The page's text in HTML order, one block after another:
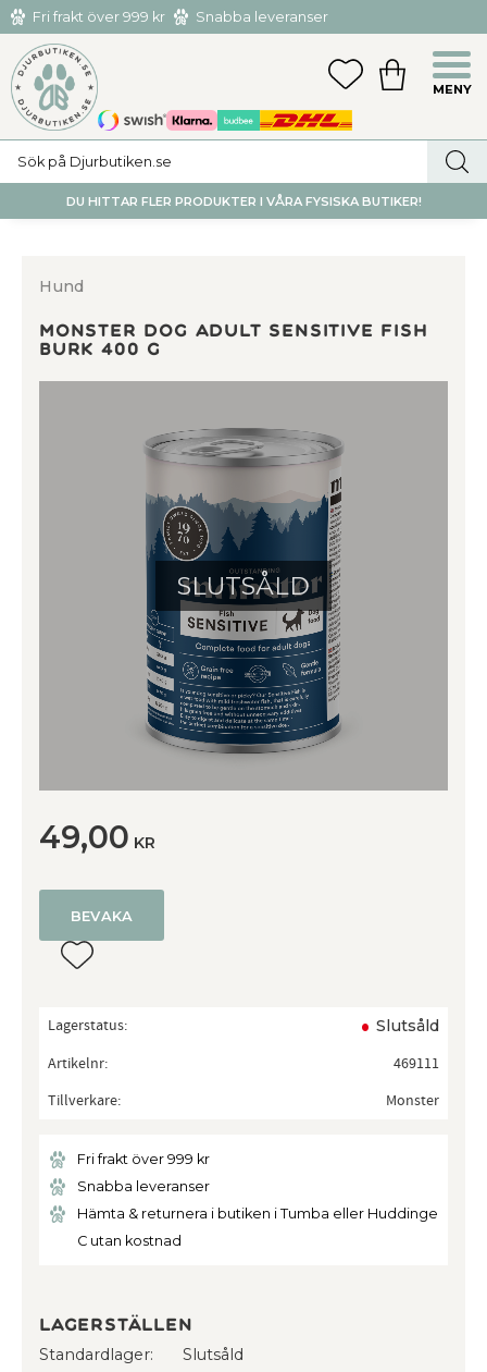
Meny
Fri frakt över 999 kr
Snabba leveranser
Hämta och returnera i butiken i Tumba eller Huddinge C
FAVORITER
KUNDVAGN
DU HITTAR FLER PRODUKTER I VÅRA FYSISKA BUTIKER!
Hund
Monster Dog Adult Sensitive Fish
Burk 400 g
SLUTSÅLD
49,00 KR
Lägg till i favoriter
BEVAKA
Lagerstatus Slutsåld
Artikelnr
469111
Tillverkare
Monster
Fri frakt över 999 kr
Snabba leveranser
Hämta & returnera i butiken i Tumba eller Huddinge
C utan kostnad
Lagerställen
Standardlager Slutsåld